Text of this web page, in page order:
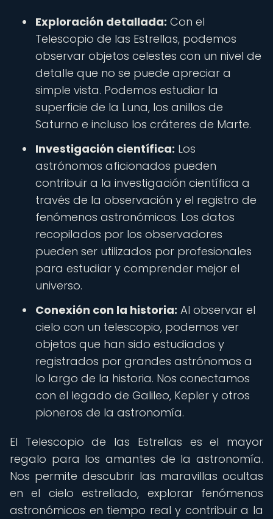
Exploración detallada: Con el
Telescopio de las Estrellas, podemos
observar objetos celestes con un nivel de
detalle que no se puede apreciar a
simple vista. Podemos estudiar la
superficie de la Luna, los anillos de
Saturno e incluso los cráteres de Marte.
Investigación científica: Los
astrónomos aficionados pueden
contribuir a la investigación científica a
través de la observación y el registro de
fenómenos astronómicos. Los datos
recopilados por los observadores
pueden ser utilizados por profesionales
para estudiar y comprender mejor el
universo.
Conexión con la historia: Al observar el
cielo con un telescopio, podemos ver
objetos que han sido estudiados y
registrados por grandes astrónomos a
lo largo de la historia. Nos conectamos
con el legado de Galileo, Kepler y otros
pioneros de la astronomía.
El Telescopio de las Estrellas es el mayor
regalo para los amantes de la astronomía.
Nos permite descubrir las maravillas ocultas
en el cielo estrellado, explorar fenómenos
astronómicos en tiempo real y contribuir a la